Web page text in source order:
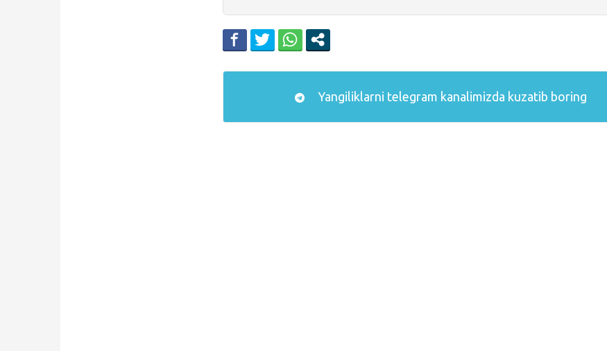
Yangiliklarni telegram kanalimizda kuzatib boring